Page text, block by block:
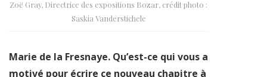
Zoë Gray, Directrice des expositions Bozar, crédit photo :
Saskia Vanderstichele
Marie de la Fresnaye. Qu’est-ce qui vous a
motivé pour écrire ce nouveau chapitre à